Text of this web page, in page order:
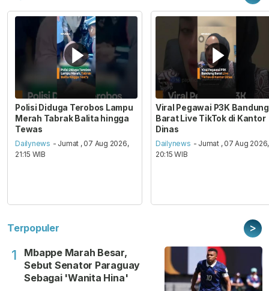
Polisi Diduga Terobos Lampu
Merah Tabrak Balita hingga
Tewas
Dailynews - Jumat , 07 Aug 2026,
21:15 WIB
Viral Pegawai P3K Bandung
Barat Live TikTok di Kantor
Dinas
Dailynews - Jumat , 07 Aug 2026,
20:15 WIB
Terpopuler >
1
Mbappe Marah Besar,
Sebut Senator Paraguay
Sebagai 'Wanita Hina'